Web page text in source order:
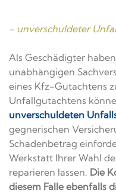
- unverschuldeter
Als Geschädigter
unabhängigen
eines Kfz-Gutachtens
Unfallgutachtens
unverschuldeten
gegnerischen
Schadenbetrag
Werkstatt Ihrer Wahl
reparieren lassen. Die
diesem Falle ebenfalls